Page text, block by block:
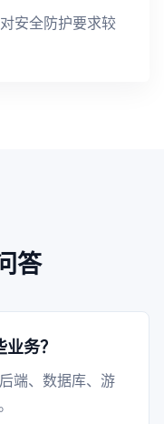
安全防护要求较
答
务？
端、数据库、游